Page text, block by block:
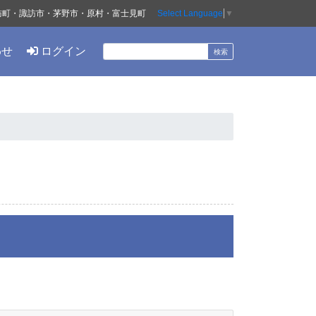
ログイン
・諏訪市・茅野市・原村・富士見町 Select Language ▼